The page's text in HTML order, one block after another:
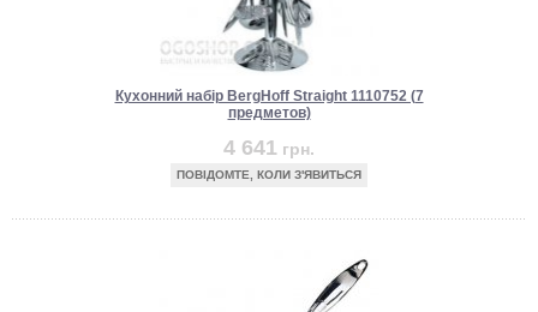
Кухонний набір BergHoff Straight 1110752 (7
предметов)
4 641 грн.
ПОВІДОМТЕ, КОЛИ З'ЯВИТЬСЯ